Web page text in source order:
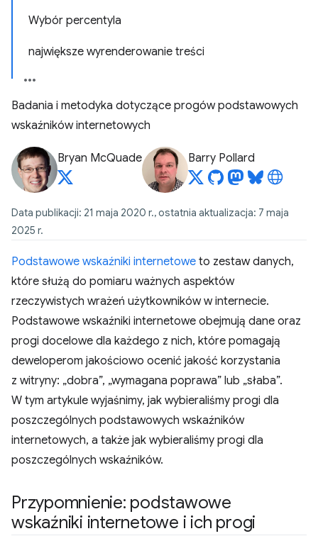
Wybór percentyla
największe wyrenderowanie treści
Badania i metodyka dotyczące progów podstawowych
wskaźników internetowych
Bryan McQuade Barry Pollard
Data publikacji: 21 maja 2020 r., ostatnia aktualizacja: 7 maja
2025 r.
Podstawowe wskaźniki internetowe to zestaw danych,
które służą do pomiaru ważnych aspektów
rzeczywistych wrażeń użytkowników w internecie.
Podstawowe wskaźniki internetowe obejmują dane oraz
progi docelowe dla każdego z nich, które pomagają
deweloperom jakościowo ocenić jakość korzystania
z witryny: „dobra”, „wymagana poprawa” lub „słaba”.
W tym artykule wyjaśnimy, jak wybieraliśmy progi dla
poszczególnych podstawowych wskaźników
internetowych, a także jak wybieraliśmy progi dla
poszczególnych wskaźników.
Przypomnienie: podstawowe
wskaźniki internetowe i ich progi